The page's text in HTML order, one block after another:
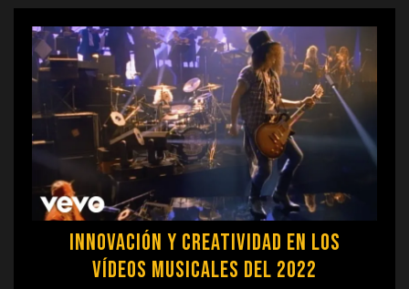
Innovación y Creatividad en los
Vídeos Musicales del 2022